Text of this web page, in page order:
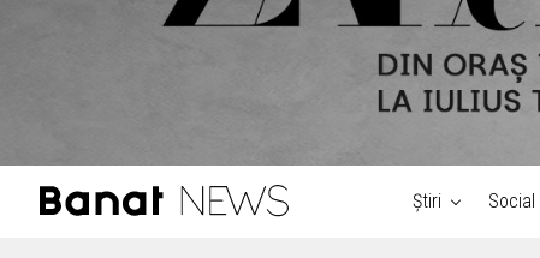
Știri Social